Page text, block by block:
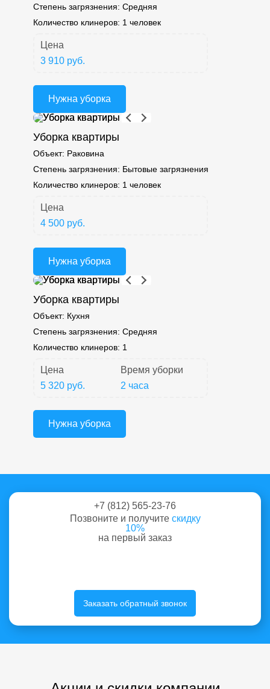
Степень загрязнения: Средняя
Количество клинеров: 1 человек
Цена
3 910 руб.
Нужна уборка
Уборка квартиры
Объект: Раковина
Степень загрязнения: Бытовые загрязнения
Количество клинеров: 1 человек
Цена
4 500 руб.
Нужна уборка
Уборка квартиры
Объект: Кухня
Степень загрязнения: Средняя
Количество клинеров: 1
Цена
5 320 руб.
Время уборки
2 часа
Нужна уборка
+7 (812) 565-23-76
Позвоните и получите скидку
10%
на первый заказ
Заказать обратный звонок